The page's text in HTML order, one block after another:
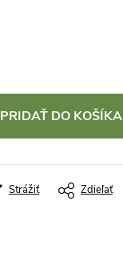
PRIDAŤ DO KOŠÍKA
Strážiť Zdieľať